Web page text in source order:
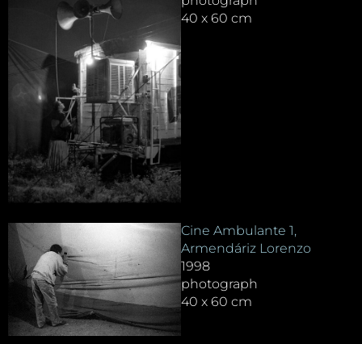
40 x 60 cm
Cine Ambulante 1,
Armendáriz Lorenzo
1998
photograph
40 x 60 cm